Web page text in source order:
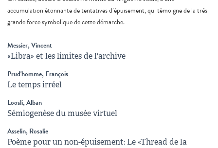
accumulation étonnante de tentatives d’épuisement, qui témoigne de la très
grande force symbolique de cette démarche.
Messier, Vincent
«Libra» et les limites de l'archive
Prud'homme, François
Le temps irréel
Loosli, Alban
Sémiogenèse du musée virtuel
Asselin, Rosalie
Poème pour un non-épuisement: Le «Thread de la